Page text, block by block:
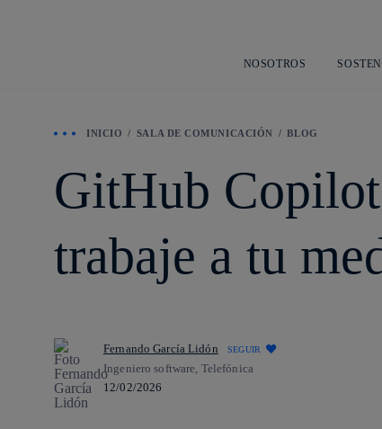
NOSOTROS
INICIO SALA DE COMUNICACIÓN BLOG
GitHub
trabaje a tu
Fernando García Lidón SEGUIR
Ingeniero software, Telefónica
12/02/2026